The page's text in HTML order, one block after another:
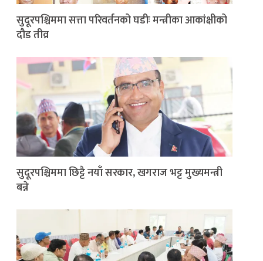
सुदूरपश्चिममा सत्ता परिवर्तनको घडीः मन्त्रीका आकांक्षीको
दौड तीव्र
सुदूरपश्चिममा छिट्टै नयाँ सरकार, खगराज भट्ट मुख्यमन्त्री
बन्ने